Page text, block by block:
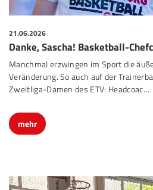
21.06.2026
Danke, Sascha! Basketball-
Manchmal erzwingen im Sport die
Veränderung. So auch auf der
Zweitliga-Damen des ETV: Headcoac…
mehr